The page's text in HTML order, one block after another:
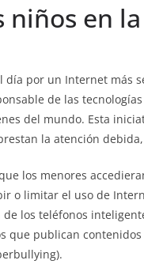
niños en la
día por un Internet más
de las
del mundo. Esta
la atención
los menores
o limitar el uso de
los teléfonos
que publican